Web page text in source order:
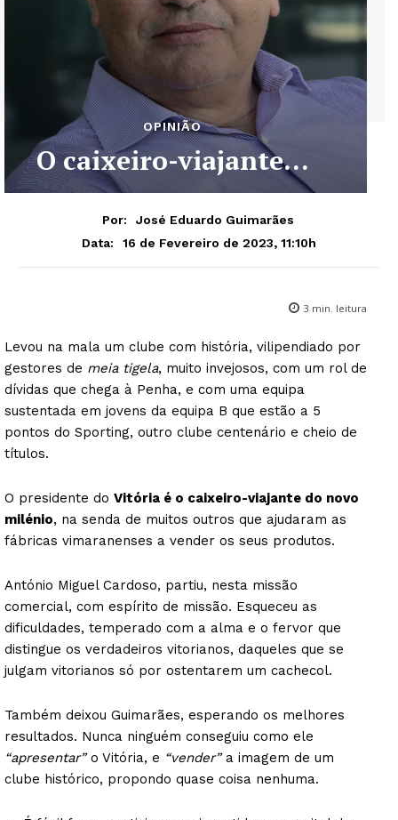
OPINIÃO
O caixeiro-viajante…
Por:
José Eduardo Guimarães
Data:
16 de Fevereiro de 2023, 11:10h
3 min. leitura
Levou na mala um clube com história, vilipendiado por
gestores de meia tigela, muito invejosos, com um rol de
dívidas que chega à Penha, e com uma equipa
sustentada em jovens da equipa B que estão a 5
pontos do Sporting, outro clube centenário e cheio de
títulos.
O presidente do Vitória é o caixeiro-viajante do novo
milénio, na senda de muitos outros que ajudaram as
fábricas vimaranenses a vender os seus produtos.
António Miguel Cardoso, partiu, nesta missão
comercial, com espírito de missão. Esqueceu as
dificuldades, temperado com a alma e o fervor que
distingue os verdadeiros vitorianos, daqueles que se
julgam vitorianos só por ostentarem um cachecol.
Também deixou Guimarães, esperando os melhores
resultados. Nunca ninguém conseguiu como ele
“apresentar”o Vitória, e “vender”a imagem de um
clube histórico, propondo quase coisa nenhuma.